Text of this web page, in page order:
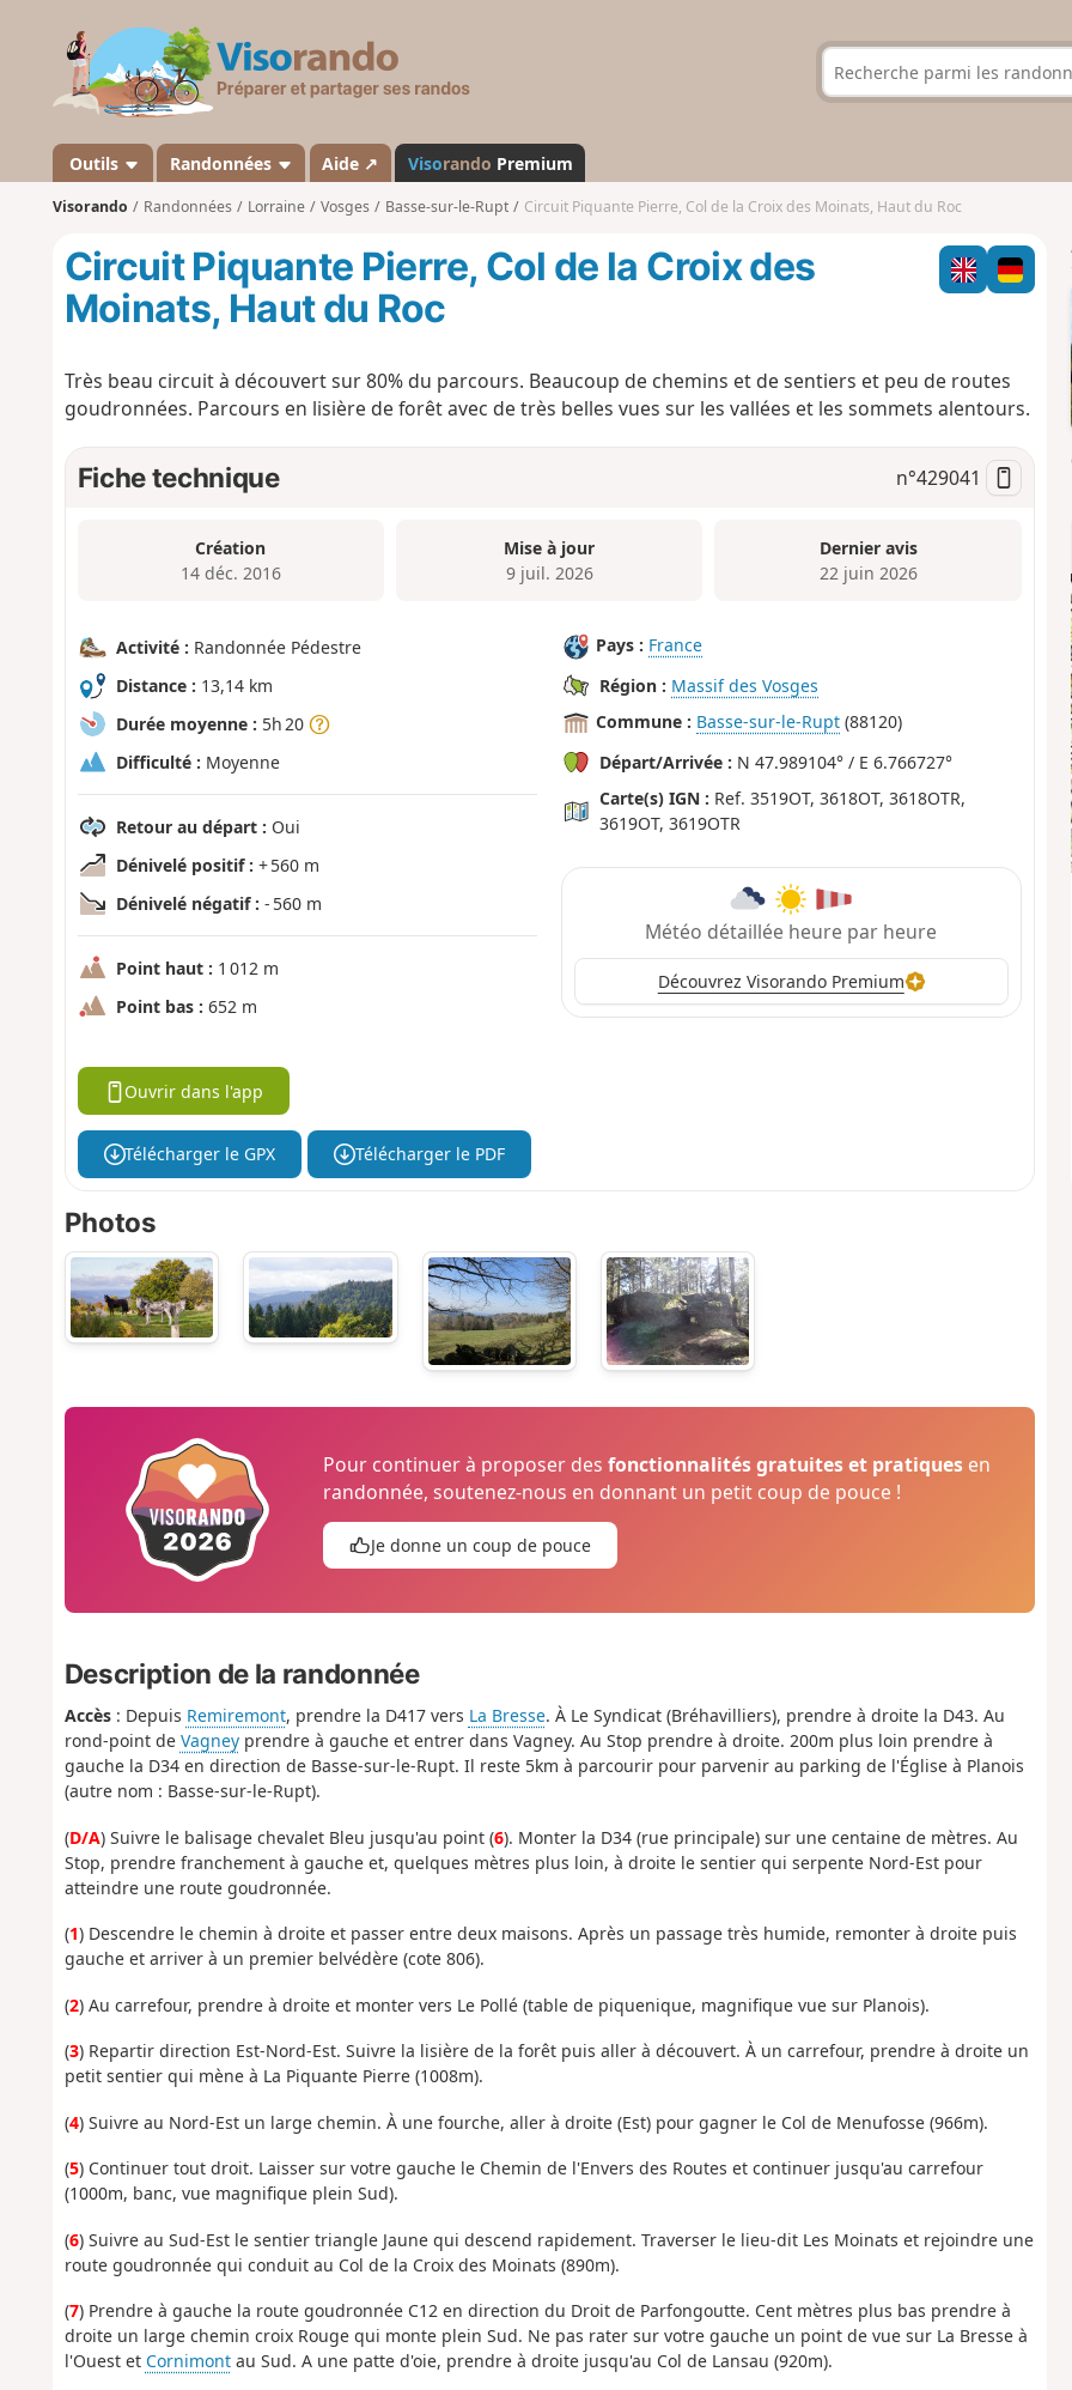
s
a
n
d
Outils Randonnées Aide ↗ Visorando Premium
Visorando Randonnées Lorraine Vosges Basse-sur-le-Rupt Circuit Piquante Pierre, Col de la Croix des Moinats, Haut du Roc
Circuit Piquante Pierre, Col de la Croix des
Moinats, Haut du Roc
Très beau circuit à découvert sur 80% du parcours. Beaucoup de chemins et de sentiers et peu de routes
goudronnées. Parcours en lisière de forêt avec de très belles vues sur les vallées et les sommets alentours.
Fiche technique n°429041
Création
14 déc. 2016
Mise à jour
9 juil. 2026
Dernier avis
22 juin 2026
Activité : Randonnée Pédestre
Distance : 13,14 km
Durée moyenne : 5h 20
Difficulté : Moyenne
Retour au départ : Oui
Dénivelé positif : + 560 m
Dénivelé négatif : - 560 m
Point haut : 1 012 m
Point bas : 652 m
Pays : France
Région : Massif des Vosges
Commune : Basse-sur-le-Rupt (88120)
Départ/Arrivée : N 47.989104° / E 6.766727°
Carte(s) IGN : Ref. 3519OT, 3618OT, 3618OTR,
3619OT, 3619OTR
Météo détaillée heure par heure
Découvrez Visorando Premium
Ouvrir dans l'app
Télécharger le GPX Télécharger le PDF
Photos
Pour continuer à proposer desfonctionnalités gratuites et pratiques en
randonnée, soutenez-nous en donnant un petit coup de pouce !
Je donne un coup de pouce
Description de la randonnée
Accès: Depuis Remiremont, prendre la D417 vers La Bresse. À Le Syndicat (Bréhavilliers), prendre à droite la D43. Au
rond-point de Vagneyprendre à gauche et entrer dans Vagney. Au Stop prendre à droite. 200m plus loin prendre à
gauche la D34 en direction de Basse-sur-le-Rupt. Il reste 5km à parcourir pour parvenir au parking de l'Église à Planois
(autre nom : Basse-sur-le-Rupt).
(D/A) Suivre le balisage chevalet Bleu jusqu'au point (6). Monter la D34 (rue principale) sur une centaine de mètres. Au
Stop, prendre franchement à gauche et, quelques mètres plus loin, à droite le sentier qui serpente Nord-Est pour
atteindre une route goudronnée.
(1) Descendre le chemin à droite et passer entre deux maisons. Après un passage très humide, remonter à droite puis
gauche et arriver à un premier belvédère (cote 806).
(2) Au carrefour, prendre à droite et monter vers Le Pollé (table de piquenique, magnifique vue sur Planois).
(3) Repartir direction Est-Nord-Est. Suivre la lisière de la forêt puis aller à découvert. À un carrefour, prendre à droite un
petit sentier qui mène à La Piquante Pierre (1008m).
(4) Suivre au Nord-Est un large chemin. À une fourche, aller à droite (Est) pour gagner le Col de Menufosse (966m).
(5) Continuer tout droit. Laisser sur votre gauche le Chemin de l'Envers des Routes et continuer jusqu'au carrefour
(1000m, banc, vue magnifique plein Sud).
(6) Suivre au Sud-Est le sentier triangle Jaune qui descend rapidement. Traverser le lieu-dit Les Moinats et rejoindre une
route goudronnée qui conduit au Col de la Croix des Moinats (890m).
(7) Prendre à gauche la route goudronnée C12 en direction du Droit de Parfongoutte. Cent mètres plus bas prendre à
droite un large chemin croix Rouge qui monte plein Sud. Ne pas rater sur votre gauche un point de vue sur La Bresse à
l'Ouest et Cornimontau Sud. A une patte d'oie, prendre à droite jusqu'au Col de Lansau (920m).